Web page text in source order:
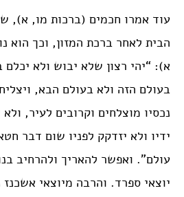
עוד אמרו חכמים (ברכות מו, א),
הבית לאחר ברכת המזון, וכך הוא
א): “יהי רצון שלא יבוש ולא
בעולם הזה ולא בעולם הבא, ויצליח
נכסיו מוצלחים וקרובים לעיר,
ידיו ולא יזדקק לפניו שום דבר
עולם”. ואפשר להאריך ולהרחיב
יוצאי ספרד. והרבה מיוצאי